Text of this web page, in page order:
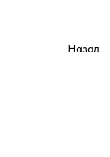
Назад